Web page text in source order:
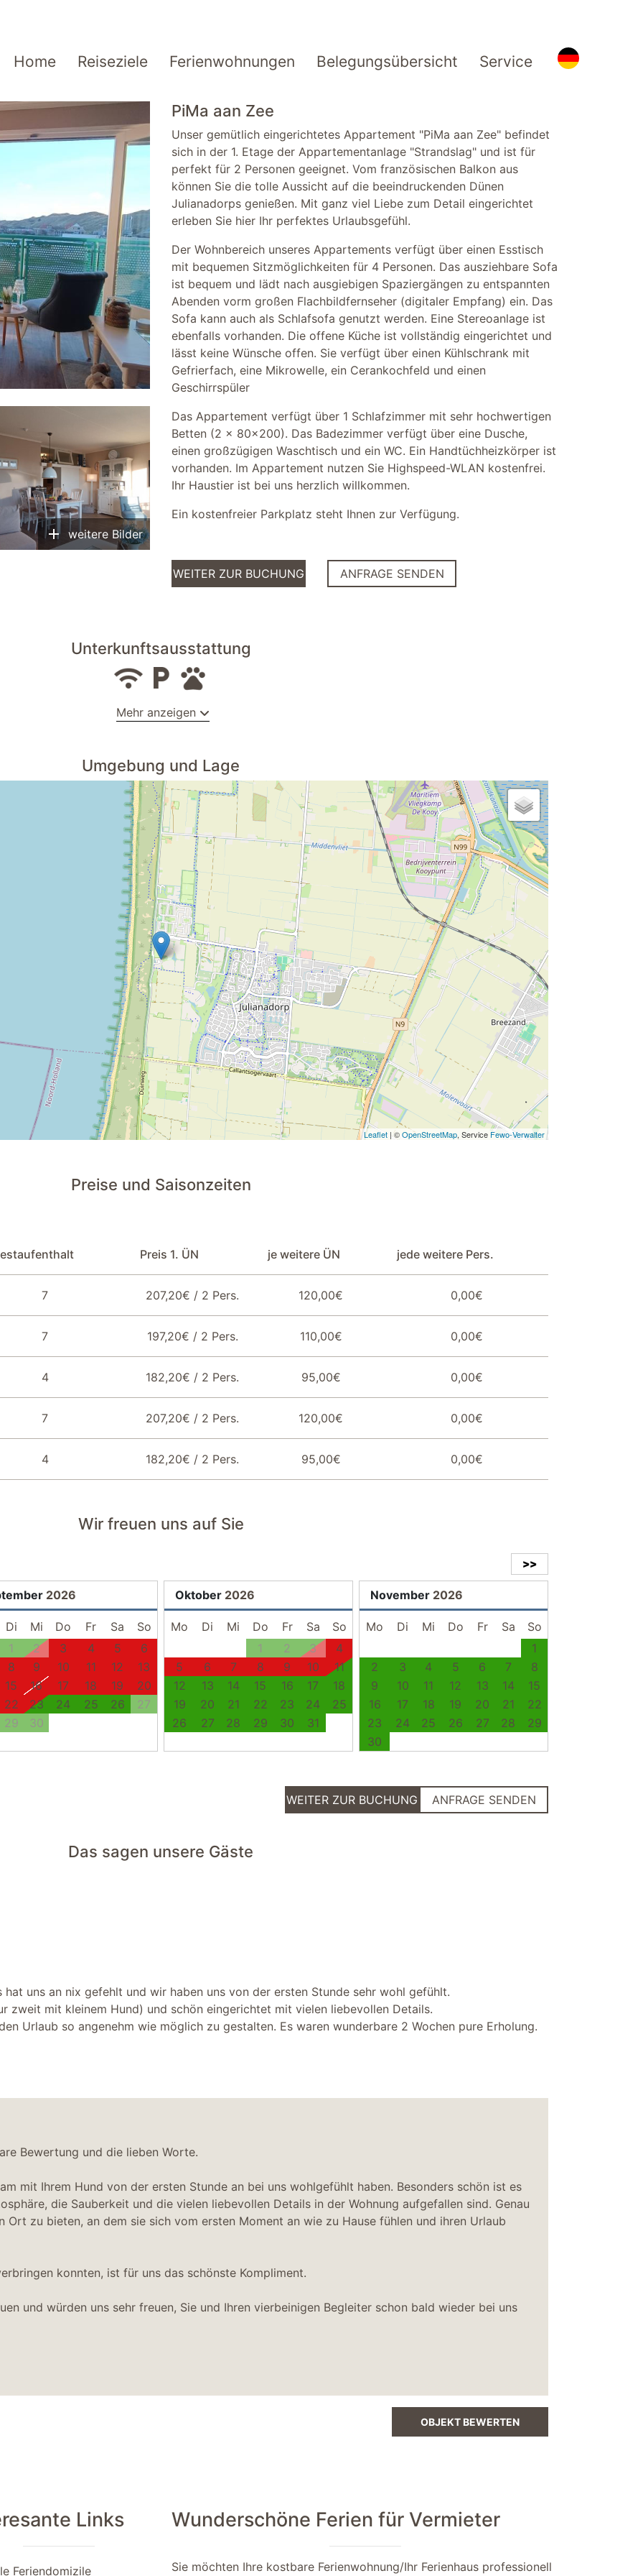
Home Reiseziele Ferienwohnungen Belegungsübersicht Service
add weitere Bilder
PiMa aan Zee
Unser gemütlich eingerichtetes Appartement "PiMa aan Zee" befindet
sich in der 1. Etage der Appartementanlage "Strandslag" und ist für
perfekt für 2 Personen geeignet. Vom französischen Balkon aus
können Sie die tolle Aussicht auf die beeindruckenden Dünen
Julianadorps genießen. Mit ganz viel Liebe zum Detail eingerichtet
erleben Sie hier Ihr perfektes Urlaubsgefühl.
Der Wohnbereich unseres Appartements verfügt über einen Esstisch
mit bequemen Sitzmöglichkeiten für 4 Personen. Das ausziehbare Sofa
ist bequem und lädt nach ausgiebigen Spaziergängen zu entspannten
Abenden vorm großen Flachbildfernseher (digitaler Empfang) ein. Das
Sofa kann auch als Schlafsofa genutzt werden. Eine Stereoanlage ist
ebenfalls vorhanden. Die offene Küche ist vollständig eingerichtet und
lässt keine Wünsche offen. Sie verfügt über einen Kühlschrank mit
Gefrierfach, eine Mikrowelle, ein Cerankochfeld und einen
Geschirrspüler
Das Appartement verfügt über 1 Schlafzimmer mit sehr hochwertigen
Betten (2 x 80x200). Das Badezimmer verfügt über eine Dusche,
einen großzügigen Waschtisch und ein WC. Ein Handtüchheizkörper ist
vorhanden. Im Appartement nutzen Sie Highspeed-WLAN kostenfrei.
Ihr Haustier ist bei uns herzlich willkommen.
Ein kostenfreier Parkplatz steht Ihnen zur Verfügung.
WEITER ZUR BUCHUNG ANFRAGE SENDEN
Unterkunftsausstattung
Mehr anzeigen
Boxspringbett 180 x 200 m
Bügeleisen
Nichtraucher
Wischbarer Fußbodenbelag
Seniorengerecht
Wäscheservice gegen Aufpreis
Strandnähe
Wäscheständer
Heizung
Hundenäpfe
Waschtisch
Fön
WC Spiegel
Wasserkocher
Eierkocher
Spülmaschine
Geschirr und Besteck
Mixer
Herd
Küchenzeile
Mikrowelle
Gefrierfach
Kühlschrank
Kühlschrank mit Gefrierfach Kochtöpfe
E-Fahrräder
Internetradio
Sofa
Garderobe
Umgebung und Lage
Leaflet | ©OpenStreetMap, Service Fewo-Verwalter
Preise und Saisonzeiten
Preis 1. ÜN je weitere ÜN jede weitere Pers.
7 207,20€ / 2 Pers. 120,00€ 0,00€
7 197,20€ / 2 Pers. 110,00€ 0,00€
4 182,20€ / 2 Pers. 95,00€ 0,00€
7 207,20€ / 2 Pers. 120,00€ 0,00€
4 182,20€ / 2 Pers. 95,00€ 0,00€
Wir freuen uns auf Sie
>>
2026
Di Mi Do Fr Sa
So
1
2 3 4 5
6
8 9 10 11 12
13
15 16 17 18 19
20
22 23 24 25 26
27
29 30
Oktober 2026
Mo Di Mi Do Fr Sa
So
1
2 3
4
5
6 7 8 9 10
11
12
13 14 15 16 17
18
19
20 21 22 23 24
25
26
27 28 29 30 31
November 2026
Mo Di Mi Do Fr Sa
So
1
2
3 4 5 6 7
8
9
10 11 12 13 14
15
16
17 18 19 20 21
22
23
24 25 26 27 28
29
30
WEITER ZUR BUCHUNG ANFRAGE SENDEN
Das sagen unsere Gäste
hat uns an nix gefehlt und wir haben uns von der ersten Stunde sehr wohl gefühlt.
zweit mit kleinem Hund) und schön eingerichtet mit vielen liebevollen Details.
Urlaub so angenehm wie möglich zu gestalten. Es waren wunderbare 2 Wochen pure Erholung.
Bewertung und die lieben Worte.
mit Ihrem Hund von der ersten Stunde an bei uns wohlgefühlt haben. Besonders schön ist es
die Sauberkeit und die vielen liebevollen Details in der Wohnung aufgefallen sind. Genau
Ort zu bieten, an dem sie sich vom ersten Moment an wie zu Hause fühlen und ihren Urlaub
konnten, ist für uns das schönste Kompliment.
und würden uns sehr freuen, Sie und Ihren vierbeinigen Begleiter schon bald wieder bei uns
OBJEKT BEWERTEN
Links
Feriendomizile
Wunderschöne Ferien für Vermieter
Sie möchten Ihre kostbare Ferienwohnung/Ihr Ferienhaus professionell